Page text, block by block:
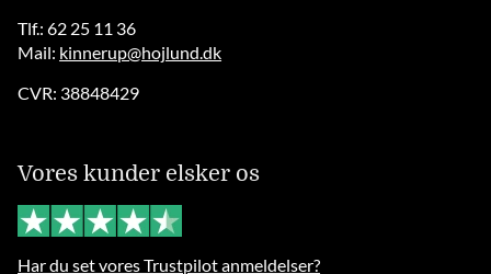
Tlf.: 62 25 11 36
Mail: kinnerup@hojlund.dk
CVR: 38848429
Vores kunder elsker os
Har du set vores Trustpilot anmeldelser?